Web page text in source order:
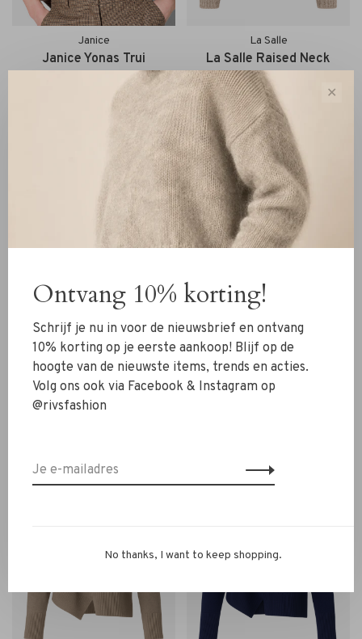
Janice
Janice Yonas Trui
€435,00
La Salle
La Salle Raised Neck
Hollow Sweater pearl
€240,00
Malene Birger
Malene Birger Aura Koltrui
cabernet
Majestic Filatures
Majestic Filatures Turtle
Trui black
✕
Ontvang 10% korting!
Schrijf je nu in voor de nieuwsbrief en ontvang
10% korting op je eerste aankoop! Blijf op de
hoogte van de nieuwste items, trends en acties.
Volg ons ook via Facebook & Instagram op
@rivsfashion
No thanks, I want to keep shopping.